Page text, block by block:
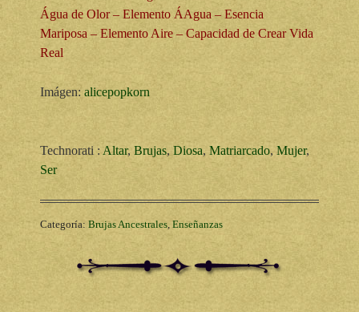
Água de Olor – Elemento ÁAgua – Esencia
Mariposa – Elemento Aire – Capacidad de Crear Vida
Real
Imágen:alicepopkorn
Technorati : Altar, Brujas, Diosa, Matriarcado, Mujer,
Ser
Categoría: Brujas Ancestrales, Enseñanzas